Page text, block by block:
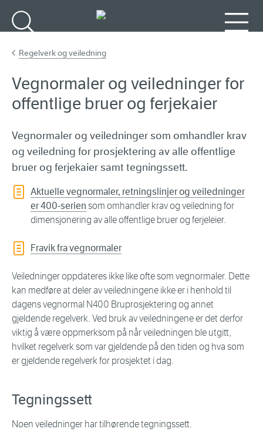
Regelverk og veiledning
Vegnormaler og veiledninger for
offentlige bruer og ferjekaier
Vegnormaler og veiledninger som omhandler krav
og veiledning for prosjektering av alle offentlige
bruer og ferjekaier samt tegningssett.
Aktuelle vegnormaler, retningslinjer og veiledninger
er 400-serien som omhandler krav og veiledning for
dimensjonering av alle offentlige bruer og ferjeleier.
Fravik fra vegnormaler
Veiledninger oppdateres ikke like ofte som vegnormaler. Dette
kan medføre at deler av veiledningene ikke er i henhold til
dagens vegnormal N400 Bruprosjektering og annet
gjeldende regelverk. Ved bruk av veiledningene er det derfor
viktig å være oppmerksom på når veiledningen ble utgitt,
hvilket regelverk som var gjeldende på den tiden og hva som
er gjeldende regelverk for prosjektet i dag.
Tegningssett
Noen veiledninger har tilhørende tegningssett.